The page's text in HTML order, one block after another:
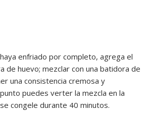
enfriado por completo, agrega el
de huevo; mezclar con una batidora de
una consistencia cremosa y
puedes verter la mezcla en la
congele durante 40 minutos.